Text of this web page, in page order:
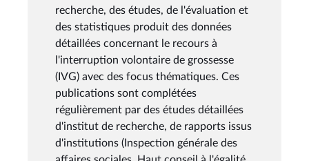
recherche, des études, de l'évaluation et
des statistiques produit des données
détaillées concernant le recours à
l'interruption volontaire de grossesse
(IVG) avec des focus thématiques. Ces
publications sont complétées
régulièrement par des études détaillées
d'institut de recherche, de rapports issus
d'institutions (Inspection générale des